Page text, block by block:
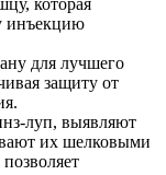
инъекцию
для лучшего
защиту от
луп, выявляют
их шелковыми